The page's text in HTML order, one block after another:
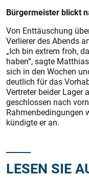
Bürgermeister blickt
Von Enttäuschung
Verlierer des Abends
„Ich bin extrem froh,
haben“, sagte
sich in den Wochen
deutlich für das
Vertreter beider Lager
geschlossen nach
Rahmenbedingungen
kündigte er an.
LESEN SIE